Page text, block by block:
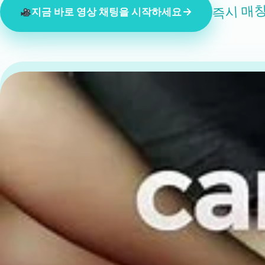
지금 바로 영상 채팅을 시작하세요 즉시 매